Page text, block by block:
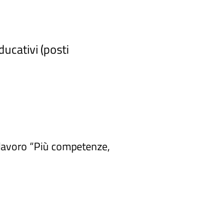
(posti
“Più competenze,